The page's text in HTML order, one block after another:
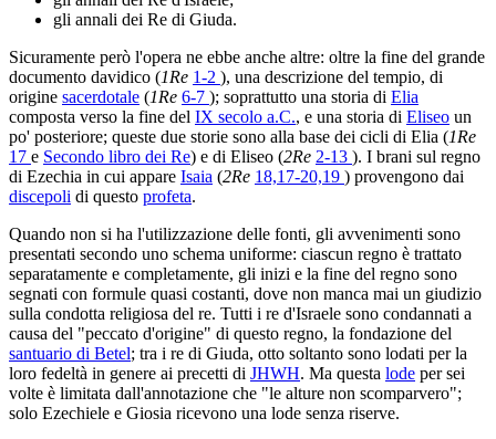
gli annali dei Re di Giuda.
Sicuramente però l'opera ne ebbe anche altre: oltre la fine del grande
documento davidico (1Re 1-2 ), una descrizione del tempio, di
origine sacerdotale (1Re 6-7 ); soprattutto una storia di Elia
composta verso la fine del IX secolo a.C., e una storia di Eliseo un
po' posteriore; queste due storie sono alla base dei cicli di Elia (1Re
17 e Secondo libro dei Re) e di Eliseo (2Re 2-13 ). I brani sul regno
di Ezechia in cui appare Isaia (2Re 18,17-20,19 ) provengono dai
discepoli di questo profeta.
Quando non si ha l'utilizzazione delle fonti, gli avvenimenti sono
presentati secondo uno schema uniforme: ciascun regno è trattato
separatamente e completamente, gli inizi e la fine del regno sono
segnati con formule quasi costanti, dove non manca mai un giudizio
sulla condotta religiosa del re. Tutti i re d'Israele sono condannati a
causa del "peccato d'origine" di questo regno, la fondazione del
santuario di Betel; tra i re di Giuda, otto soltanto sono lodati per la
loro fedeltà in genere ai precetti di JHWH. Ma questa lode per sei
volte è limitata dall'annotazione che "le alture non scomparvero";
solo Ezechiele e Giosia ricevono una lode senza riserve.